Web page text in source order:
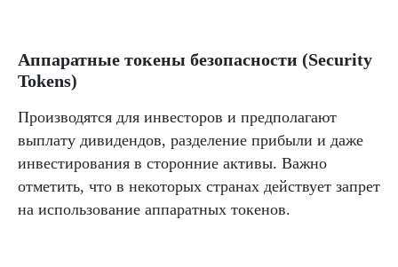
Аппаратные токены безопасности (Security
Tokens)
Производятся для инвесторов и предполагают
выплату дивидендов, разделение прибыли и даже
инвестирования в сторонние активы. Важно
отметить, что в некоторых странах действует запрет
на использование аппаратных токенов.